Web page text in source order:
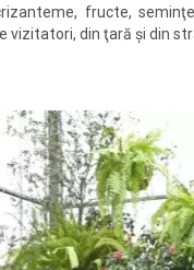
fructe,
vizitatori, din ţară şi din